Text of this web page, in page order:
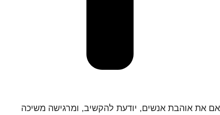
אם את אוהבת אנשים, יודעת להקשיב, ומרגישה משיכה